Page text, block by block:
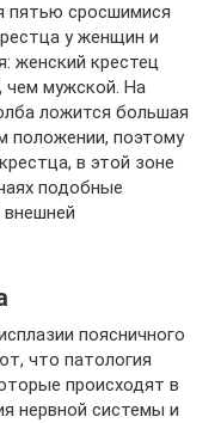
пятью сросшимися
у женщин и
женский крестец
чем мужской. На
ложится большая
положении, поэтому
в этой зоне
подобные
поясничного
что патология
происходят в
нервной системы и